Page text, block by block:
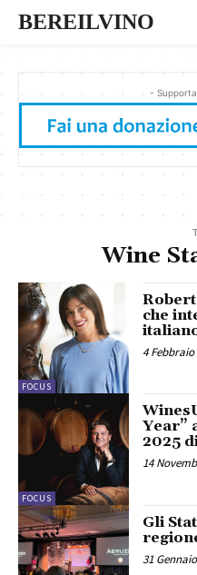
BEREILVINO
-
Wine
FOCUS
che
4 Febbraio
FOCUS
Year”
2025
14
Gli
31